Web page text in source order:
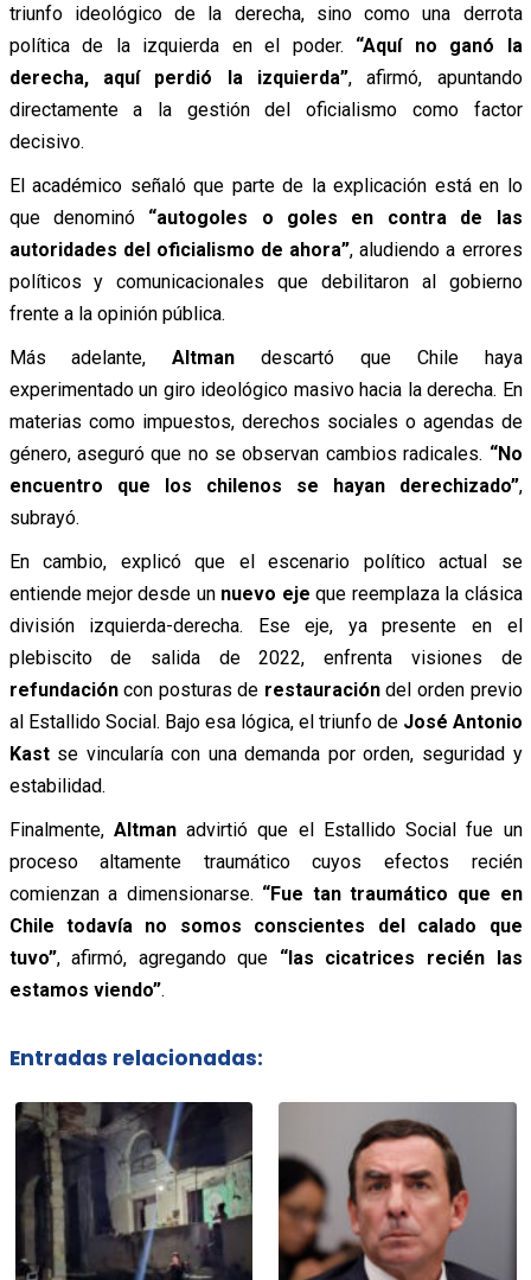
triunfo ideológico de la derecha, sino como una derrota
política de la izquierda en el poder. “Aquí no ganó la
derecha, aquí perdió la izquierda”, afirmó, apuntando
directamente a la gestión del oficialismo como factor
decisivo.
El académico señaló que parte de la explicación está en lo
que denominó “autogoles o goles en contra de las
autoridades del oficialismo de ahora”, aludiendo a errores
políticos y comunicacionales que debilitaron al gobierno
frente a la opinión pública.
Más adelante,Altman descartó que Chile haya
experimentado un giro ideológico masivo hacia la derecha. En
materias como impuestos, derechos sociales o agendas de
género, aseguró que no se observan cambios radicales. “No
encuentro que los chilenos se hayan derechizado”,
subrayó.
En cambio, explicó que el escenario político actual se
entiende mejor desde un nuevo eje que reemplaza la clásica
división izquierda-derecha. Ese eje, ya presente en el
plebiscito de salida de 2022, enfrenta visiones de
refundacióncon posturas de restauracióndel orden previo
al Estallido Social. Bajo esa lógica, el triunfo de José Antonio
Kastse vincularía con una demanda por orden, seguridad y
estabilidad.
Finalmente, Altmanadvirtió que el Estallido Social fue un
proceso altamente traumático cuyos efectos recién
comienzan a dimensionarse. “Fue tan traumático que en
Chile todavía no somos conscientes del calado que
tuvo”, afirmó, agregando que “las cicatrices recién las
estamos viendo”.
Entradas relacionadas: